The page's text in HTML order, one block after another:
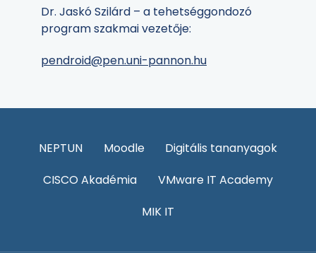
Dr. Jaskó Szilárd – a tehetséggondozó
program szakmai vezetője:
pendroid@pen.uni-pannon.hu
NEPTUN Moodle
Digitális tananyagok
CISCO Akadémia
VMware IT Academy
MIK IT